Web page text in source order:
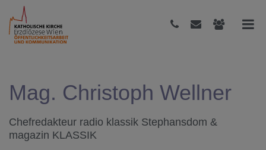
Mag. Christoph Wellner
Chefredakteur radio klassik Stephansdom &
magazin KLASSIK